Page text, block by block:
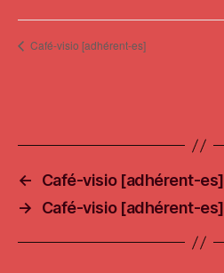
Café-visio [adhérent-es]
←
Café-visio [adhérent-es]
→
Café-visio [adhérent-es]